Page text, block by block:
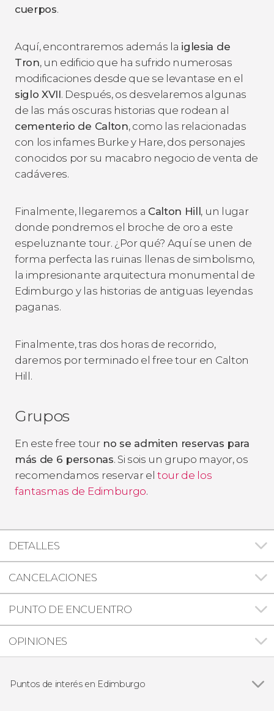
cuerpos.
Aquí, encontraremos además la iglesia de
Tron, un edificio que ha sufrido numerosas
modificaciones desde que se levantase en el
siglo XVII. Después, os desvelaremos algunas
de las más oscuras historias que rodean al
cementerio de Calton, como las relacionadas
con los infames Burke y Hare, dos personajes
conocidos por su macabro negocio de venta de
cadáveres.
Finalmente, llegaremos a Calton Hill, un lugar
donde pondremos el broche de oro a este
espeluznante tour. ¿Por qué? Aquí se unen de
forma perfecta las ruinas llenas de simbolismo,
la impresionante arquitectura monumental de
Edimburgo y las historias de antiguas leyendas
paganas.
Finalmente, tras dos horas de recorrido,
daremos por terminado el free tour en Calton
Hill.
Grupos
En este free tourno se admiten reservas para
más de 6 personas. Si sois un grupo mayor, os
recomendamos reservar el tour de los
fantasmas de Edimburgo.
DETALLES
CANCELACIONES
PUNTO DE ENCUENTRO
OPINIONES
Puntos de interés en Edimburgo